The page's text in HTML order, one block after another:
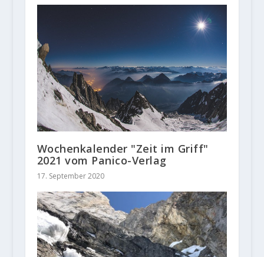
Wochenkalender "Zeit im Griff"
2021 vom Panico-Verlag
17. September 2020